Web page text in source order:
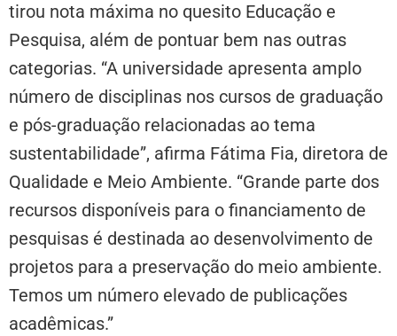
tirou nota máxima no quesito Educação e
Pesquisa, além de pontuar bem nas outras
categorias. “A universidade apresenta amplo
número de disciplinas nos cursos de graduação
e pós-graduação relacionadas ao tema
sustentabilidade”, afirma Fátima Fia, diretora de
Qualidade e Meio Ambiente. “Grande parte dos
recursos disponíveis para o financiamento de
pesquisas é destinada ao desenvolvimento de
projetos para a preservação do meio ambiente.
Temos um número elevado de publicações
acadêmicas.”